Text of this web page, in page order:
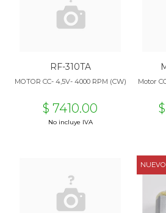
RF-310TA
MOTOR CC- 4,5V- 4000 RPM (CW)
$ 7410.00
No incluye IVA
Motor
NUEVO